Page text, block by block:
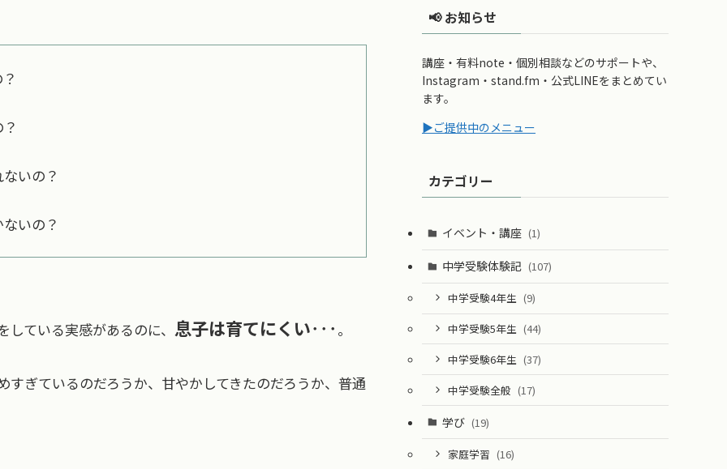
いの？
いの？
ている実感があるのに、 息子は育てにくい･･･ 。
ぎているのだろうか、甘やかしてきたのだろうか、普通
📢 お知らせ
講座・有料note・個別相談などのサポートや、
Instagram・stand.fm・公式LINEをまとめてい
ます。
▶ご提供中のメニュー
カテゴリー
イベント・講座 (1)
中学受験体験記 (107)
中学受験4年生 (9)
中学受験5年生 (44)
中学受験6年生 (37)
中学受験全般 (17)
学び (19)
家庭学習 (16)